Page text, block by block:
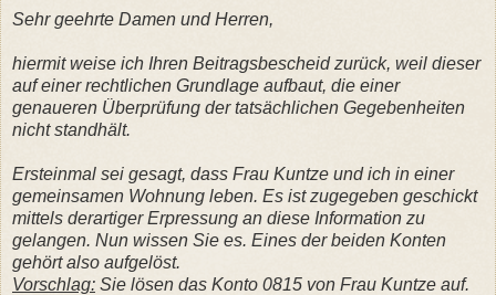
Sehr geehrte Damen und Herren,
hiermit weise ich Ihren Beitragsbescheid zurück, weil dieser
auf einer rechtlichen Grundlage aufbaut, die einer
genaueren Überprüfung der tatsächlichen Gegebenheiten
nicht standhält.
Ersteinmal sei gesagt, dass Frau Kuntze und ich in einer
gemeinsamen Wohnung leben. Es ist zugegeben geschickt
mittels derartiger Erpressung an diese Information zu
gelangen. Nun wissen Sie es. Eines der beiden Konten
gehört also aufgelöst.
Vorschlag: Sie lösen das Konto 0815 von Frau Kuntze auf.